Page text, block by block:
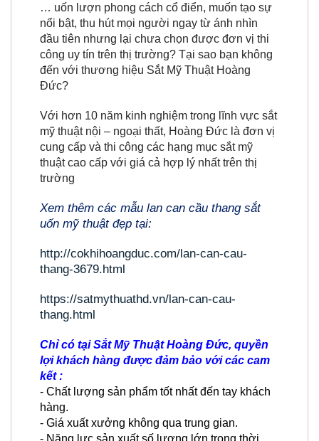
… uốn lượn phong cách cổ điển, muốn tạo sự
nổi bật, thu hút mọi người ngay từ ánh nhìn
đầu tiên nhưng lại chưa chọn được đơn vị thi
công uy tín trên thị trường? Tại sao bạn không
đến với thương hiệu Sắt Mỹ Thuật Hoàng
Đức?
Với hơn 10 năm kinh nghiệm trong lĩnh vực sắt
mỹ thuật nội – ngoại thất, Hoàng Đức là đơn vị
cung cấp và thi công các hạng mục sắt mỹ
thuật cao cấp với giá cả hợp lý nhất trên thị
trường
Xem thêm các mẫu lan can cầu thang sắt
uốn mỹ thuật đẹp tại:
http://cokhihoangduc.com/lan-can-cau-
thang-3679.html
https://satmythuathd.vn/lan-can-cau-
thang.html
Chỉ có tại Sắt Mỹ Thuật Hoàng Đức, quyền
lợi khách hàng được đảm bảo với các cam
kết :
- Chất lượng sản phẩm tốt nhất đến tay khách
hàng.
- Giá xuất xưởng không qua trung gian.
- Năng lực sản xuất số lượng lớn trong thời